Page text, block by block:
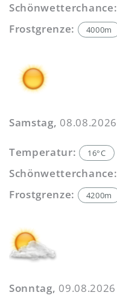
Schönwetterchance:
Frostgrenze: 4000m
Samstag, 08.08.2026
Temperatur: 16°C
Schönwetterchance:
Frostgrenze: 4200m
Sonntag, 09.08.2026